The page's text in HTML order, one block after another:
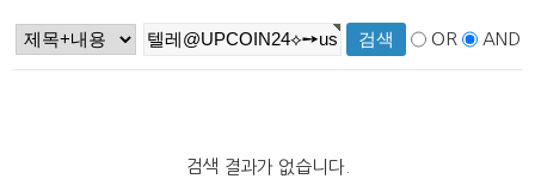
OR AND
검색 결과가 없습니다.